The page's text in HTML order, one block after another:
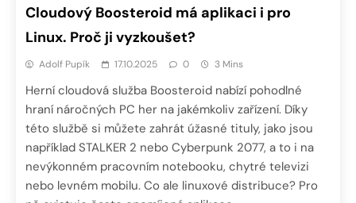
Cloudový Boosteroid má aplikaci i pro
Linux. Proč ji vyzkoušet?
Adolf Pupík 17.10.2025 0 3 Mins
Herní cloudová služba Boosteroid nabízí pohodlné
hraní náročných PC her na jakémkoliv zařízení. Díky
této službě si můžete zahrát úžasné tituly, jako jsou
například STALKER 2 nebo Cyberpunk 2077, a to i na
nevýkonném pracovním notebooku, chytré televizi
nebo levném mobilu. Co ale linuxové distribuce? Pro